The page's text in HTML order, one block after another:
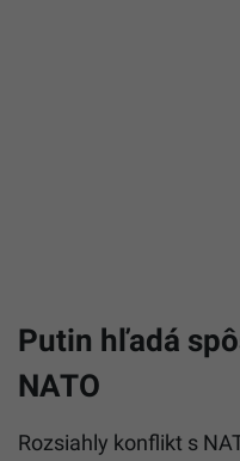
Putin hľadá
NATO
Rozsiahly konflikt s